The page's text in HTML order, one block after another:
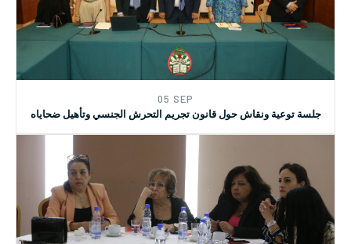
17 AUG
ورشة العمل المتخصصة حول تحديات تطبيق قانون حماية النساء